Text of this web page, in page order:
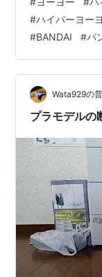
グ」や「エレベ
レイン・ツイス
が夢中で練習に
公園が、即席の
プ（空転）させ
れるか。そんな
#ハイパーヨー
#BANDAI #バ
Wata929の
プラモデルの